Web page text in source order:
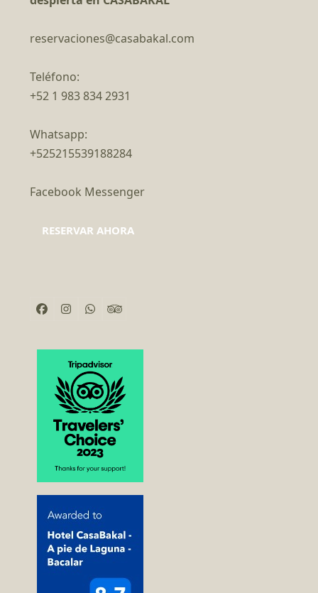
reservaciones@casabakal.com
Teléfono:
+52 1 983 834 2931
Whatsapp:
+525215539188284
Facebook Messenger
RESERVAR AHORA
Facebook
Instagram
WhatsappTripadvisor